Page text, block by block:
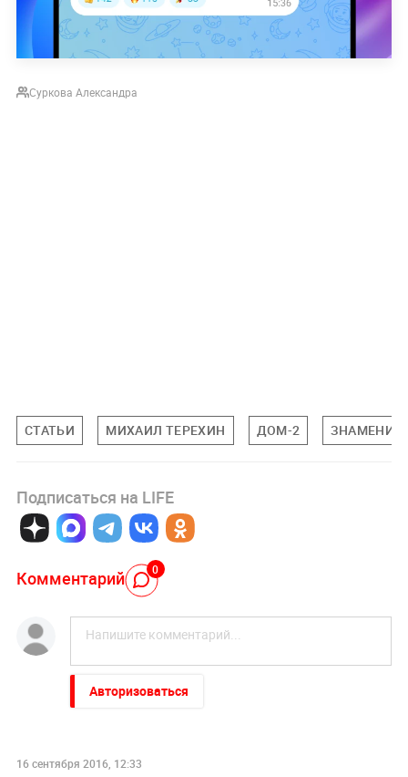
Суркова Александра
СТАТЬИ МИХАИЛ ТЕРЕХИН ДОМ-2
Подписаться на LIFE
Комментарий 0
Авторизоваться
16 сентября 2016, 12:33